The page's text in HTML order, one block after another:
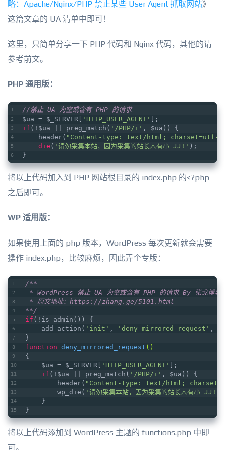
略：Apache/Nginx/PHP 禁止某些 User Agent 抓取网站》
这篇文章的 UA 清单中即可！
这里，只简单分享一下 PHP 代码和 Nginx 代码，其他的请
参考前文。
PHP 通用版：
//禁止 UA 为空或含有 PHP 的请求
$ua = $_SERVER[
'HTTP_USER_AGENT'
];
if (!$ua || preg_match( '/PHP/i' , $ua)) {
    header(
"Content-type: text/html; charset=utf-
die ( '请勿采集本站，因为采集的站长木有小 JJ!' );
}
将以上代码加入到 PHP 网站根目录的 index.php 的<?php
之后即可。
WP 适用版：
如果使用上面的 php 版本，WordPress 每次更新就会需要
操作 index.php，比较麻烦，因此弄个专版：
/**
* WordPress 禁止 UA 为空或含有 PHP 的请求 By 张戈博客
* 原文地址：https://zhang.ge/5101.html
**/
if (!is_admin()) {
    add_action(
'init' , 'deny_mirrored_request' ,
}
function deny_mirrored_request ()
{
    $ua = $_SERVER[
'HTTP_USER_AGENT'
];
if (!$ua || preg_match( '/PHP/i' , $ua)) {
        header(
"Content-type: text/html;
        wp_die(
'请勿采集本站，因为采集的站长木有小 JJ!'
    }
}
将以上代码添加到 WordPress 主题的 functions.php 中即
可。